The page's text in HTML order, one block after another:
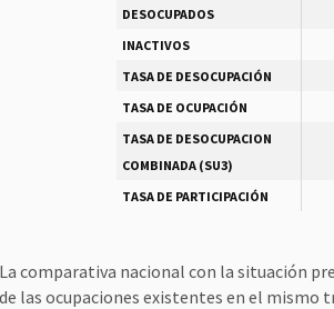
DESOCUPADOS
INACTIVOS
TASA DE DESOCUPACIÓN
TASA DE OCUPACIÓN
TASA DE DESOCUPACION
COMBINADA (SU3)
TASA DE PARTICIPACIÓN
La comparativa nacional con la situación
de las ocupaciones existentes en el mismo